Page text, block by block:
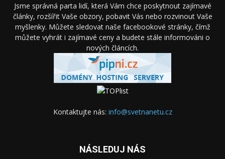
Jsme správná parta lidí, která Vám chce poskytnout zajímavé
články, rozšířit Vaše obzory, pobavit Vás nebo rozvinout Vaše
myšlenky. Můžete sledovat naše facebookové stránky, čímž
můžete vyhrát i zajímavé ceny a budete stále informováni o
nových článcích.
Kontaktujte nás: info@svetnanetu.cz
NÁSLEDUJ NÁS